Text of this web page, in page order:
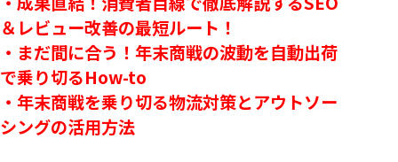
＆レビュー改善の最短ルート！
・ まだ間に合う！年末商戦の波動を自動出荷
で乗り切るHow-to
・年末商戦を乗り切る物流対策とアウトソー
シングの活用方法